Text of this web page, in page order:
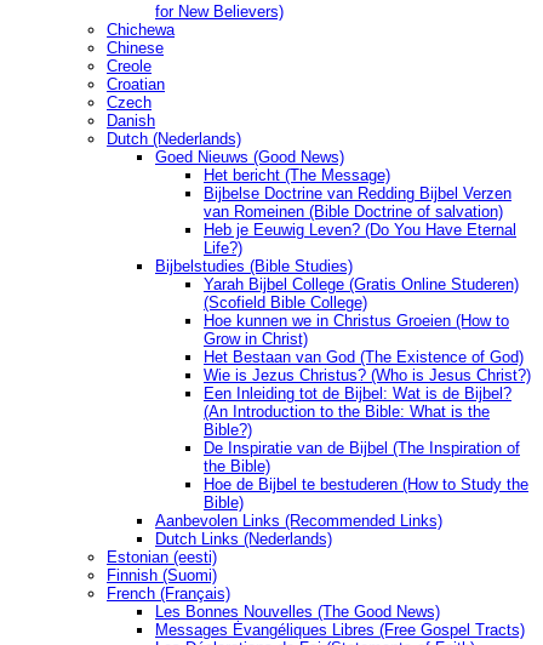
for New Believers)
Chichewa
Chinese
Creole
Croatian
Czech
Danish
Dutch (Nederlands)
Goed Nieuws (Good News)
Het bericht (The Message)
Bijbelse Doctrine van Redding Bijbel Verzen
van Romeinen (Bible Doctrine of salvation)
Heb je Eeuwig Leven? (Do You Have Eternal
Life?)
Bijbelstudies (Bible Studies)
Yarah Bijbel College (Gratis Online Studeren)
(Scofield Bible College)
Hoe kunnen we in Christus Groeien (How to
Grow in Christ)
Het Bestaan ​​van God (The Existence of God)
Wie is Jezus Christus? (Who is Jesus Christ?)
Een Inleiding tot de Bijbel: Wat is de Bijbel?
(An Introduction to the Bible: What is the
Bible?)
De Inspiratie van de Bijbel (The Inspiration of
the Bible)
Hoe de Bijbel te bestuderen (How to Study the
Bible)
Aanbevolen Links (Recommended Links)
Dutch Links (Nederlands)
Estonian (eesti)
Finnish (Suomi)
French (Français)
Les Bonnes Nouvelles (The Good News)
Messages Ėvangéliques Libres (Free Gospel Tracts)